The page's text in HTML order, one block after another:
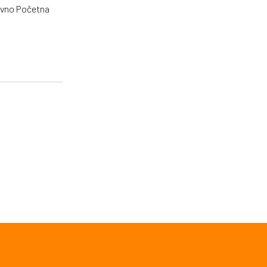
Početna